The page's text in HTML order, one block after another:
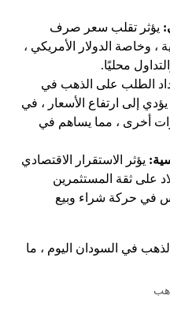
يؤثر تقلب سعر صرف
، وخاصة الدولار الأمريكي ،
محليًا.
الطلب على الذهب في
يؤدي إلى ارتفاع الأسعار ، في
أخرى ، مما يساهم في
يؤثر الاستقرار الاقتصادي
على ثقة المستثمرين
في حركة شراء وبيع